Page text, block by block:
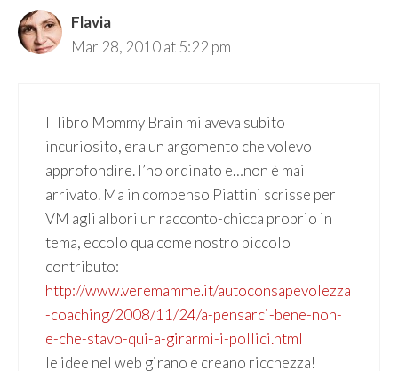
Flavia
Mar 28, 2010 at 5:22 pm
Il libro Mommy Brain mi aveva subito
incuriosito, era un argomento che volevo
approfondire. l’ho ordinato e…non è mai
arrivato. Ma in compenso Piattini scrisse per
VM agli albori un racconto-chicca proprio in
tema, eccolo qua come nostro piccolo
contributo:
http://www.veremamme.it/autoconsapevolezza
-coaching/2008/11/24/a-pensarci-bene-non-
e-che-stavo-qui-a-girarmi-i-pollici.html
le idee nel web girano e creano ricchezza!